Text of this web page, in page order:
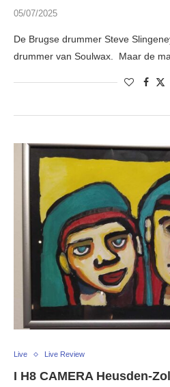
05/07/2025
De Brugse drummer Steve
drummer van Soulwax. Maar de
Live Live Review
I H8 CAMERA Heusden-